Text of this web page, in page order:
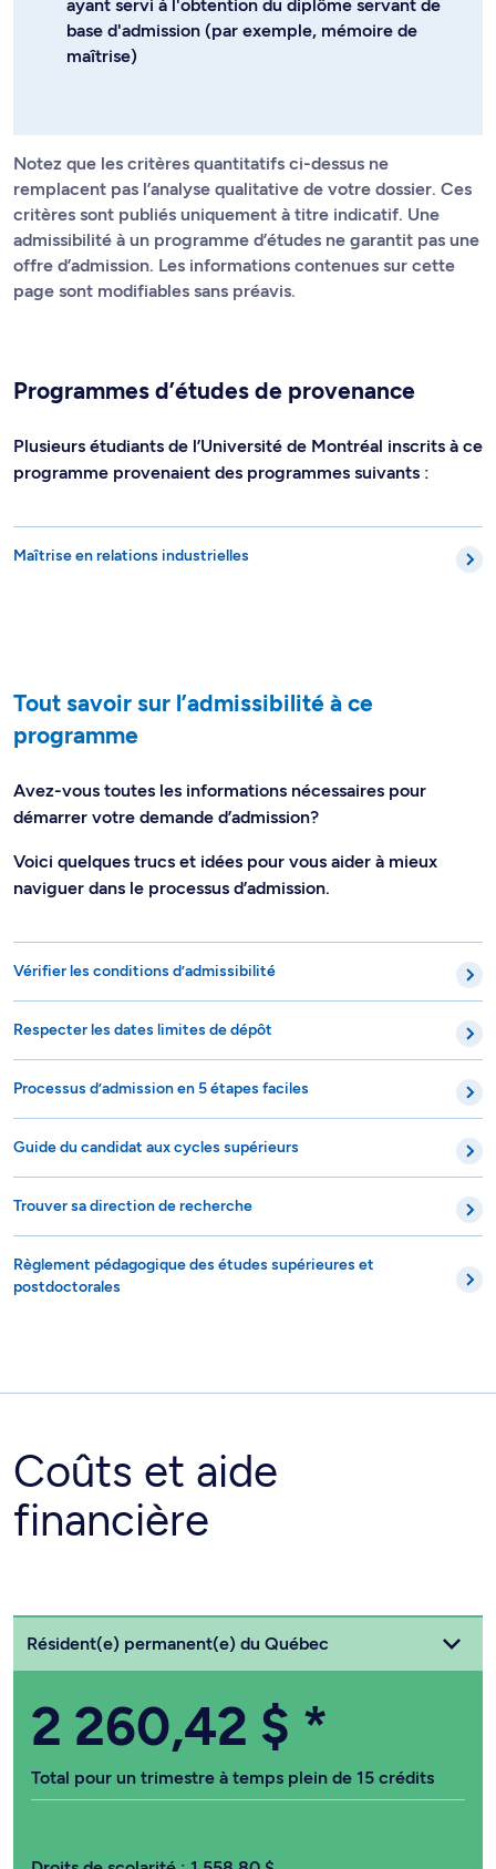
ayant servi à l'obtention du diplôme servant de
base d'admission (par exemple, mémoire de
maîtrise)
Notez que les critères quantitatifs ci-dessus ne
remplacent pas l’analyse qualitative de votre dossier. Ces
critères sont publiés uniquement à titre indicatif. Une
admissibilité à un programme d’études ne garantit pas une
offre d’admission. Les informations contenues sur cette
page sont modifiables sans préavis.
Programmes d’études de provenance
Plusieurs étudiants de l’Université de Montréal inscrits à ce
programme provenaient des programmes suivants :
Maîtrise en relations industrielles
Tout savoir sur l’admissibilité à ce
programme
Avez-vous toutes les informations nécessaires pour
démarrer votre demande d’admission?
Voici quelques trucs et idées pour vous aider à mieux
naviguer dans le processus d’admission.
Vérifier les conditions d’admissibilité
Respecter les dates limites de dépôt
Processus d’admission en 5 étapes faciles
Guide du candidat aux cycles supérieurs
Trouver sa direction de recherche
Règlement pédagogique des études supérieures et
postdoctorales
Coûts et aide
financière
Choisissez votre statut
Résident(e) permanent(e) du Québec
2 260,42 $ *
Total pour un trimestre à temps plein de 15 crédits